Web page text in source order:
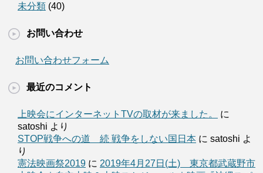
未分類 (40)
お問い合わせ
お問い合わせフォーム
最近のコメント
上映会にインターネットTVの取材が来ました。
に
satoshi より
STOP戦争への道 続 戦争をしない国日本 に satoshi よ
り
憲法映画祭2019 に 2019年4月27日(土) 東京都武蔵野市